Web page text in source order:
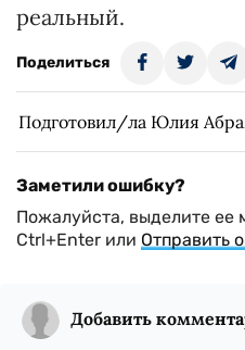
реальный.
Поделиться
Подготовил/ла Юлия
Заметили ошибку?
Пожалуйста, выделите
Ctrl+Enter или Отправить
Добавить